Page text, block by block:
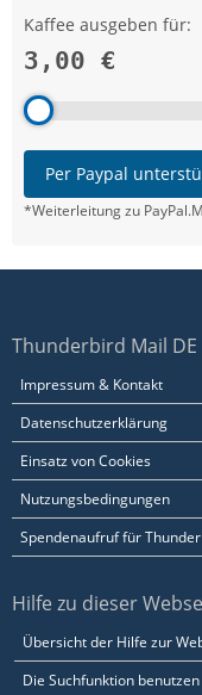
Kaffee ausgeben für:
3,00 €
Per Paypal
*Weiterleitung zu
Thunderbird Mail DE
Impressum & Kontakt
Datenschutzerklärung
Einsatz von Cookies
Nutzungsbedingungen
Spendenaufruf für
Hilfe zu dieser
Übersicht der Hilfe zur
Die Suchfunktion benutzen